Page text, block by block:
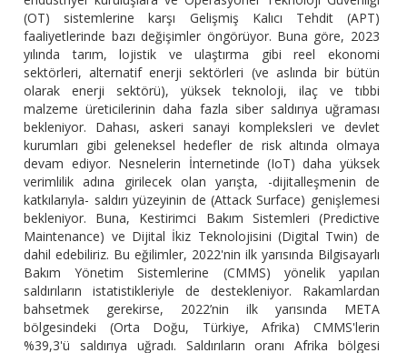
(OT) sistemlerine karşı Gelişmiş Kalıcı Tehdit (APT)
faaliyetlerinde bazı değişimler öngörüyor. Buna göre, 2023
yılında tarım, lojistik ve ulaştırma gibi reel ekonomi
sektörleri, alternatif enerji sektörleri (ve aslında bir bütün
olarak enerji sektörü), yüksek teknoloji, ilaç ve tıbbi
malzeme üreticilerinin daha fazla siber saldırıya uğraması
bekleniyor. Dahası, askeri sanayi kompleksleri ve devlet
kurumları gibi geleneksel hedefler de risk altında olmaya
devam ediyor. Nesnelerin İnternetinde (IoT) daha yüksek
verimlilik adına girilecek olan yarışta, -dijitalleşmenin de
katkılarıyla- saldırı yüzeyinin de (Attack Surface) genişlemesi
bekleniyor. Buna, Kestirimci Bakım Sistemleri (Predictive
Maintenance) ve Dijital İkiz Teknolojisini (Digital Twin) de
dahil edebiliriz. Bu eğilimler, 2022'nin ilk yarısında Bilgisayarlı
Bakım Yönetim Sistemlerine (CMMS) yönelik yapılan
saldırıların istatistikleriyle de destekleniyor. Rakamlardan
bahsetmek gerekirse, 2022’nin ilk yarısında META
bölgesindeki (Orta Doğu, Türkiye, Afrika) CMMS'lerin
%39,3'ü saldırıya uğradı. Saldırıların oranı Afrika bölgesi